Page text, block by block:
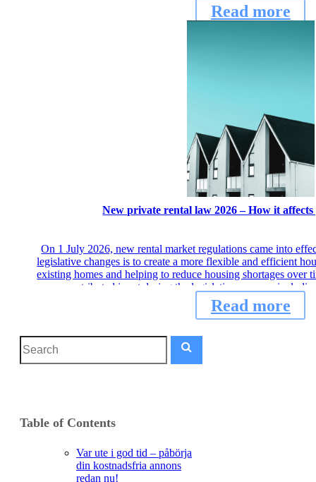
Read more
New private rental law 2026 – How it
On 1 July 2026, new rental market regulations came into
legislative changes is to create a more flexible and efficient
existing homes and helping to reduce housing shortages over
contributed input during the legislative process,
Read more
Table of Contents
Var ute i god tid – påbörja
din kostnadsfria annons
redan nu!